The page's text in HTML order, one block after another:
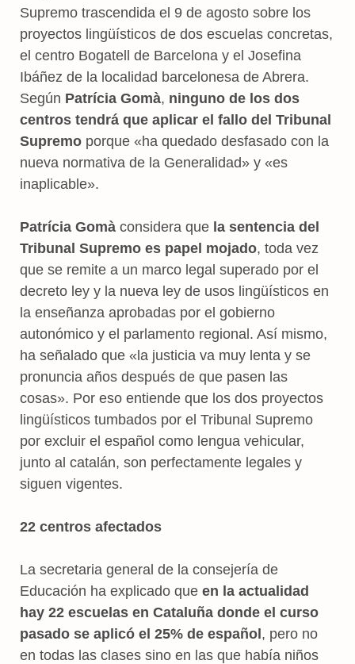
Supremo trascendida el 9 de agosto sobre los
proyectos lingüísticos de dos escuelas concretas,
el centro Bogatell de Barcelona y el Josefina
Ibáñez de la localidad barcelonesa de Abrera.
Según Patrícia Gomà, ninguno de los dos
centros tendrá que aplicar el fallo del Tribunal
Supremo porque «ha quedado desfasado con la
nueva normativa de la Generalidad» y «es
inaplicable».
Patrícia Gomà considera que la sentencia del
Tribunal Supremo es papel mojado, toda vez
que se remite a un marco legal superado por el
decreto ley y la nueva ley de usos lingüísticos en
la enseñanza aprobadas por el gobierno
autonómico y el parlamento regional. Así mismo,
ha señalado que «la justicia va muy lenta y se
pronuncia años después de que pasen las
cosas». Por eso entiende que los dos proyectos
lingüísticos tumbados por el Tribunal Supremo
por excluir el español como lengua vehicular,
junto al catalán, son perfectamente legales y
siguen vigentes.
22 centros afectados
La secretaria general de la consejería de
Educación ha explicado que en la actualidad
hay 22 escuelas en Cataluña donde el curso
pasado se aplicó el 25% de español, pero no
en todas las clases sino en las que había niños